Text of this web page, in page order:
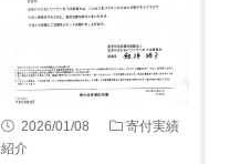
2026/01/08
寄付実績
紹介